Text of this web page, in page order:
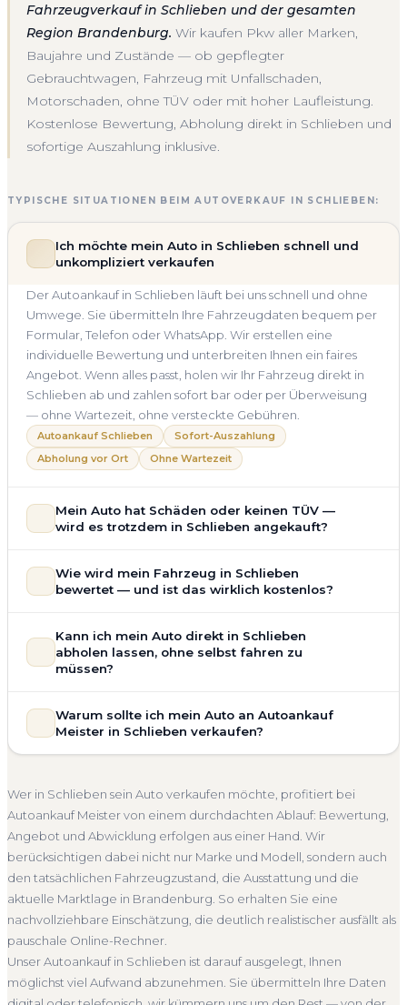
Fahrzeugverkauf in Schlieben und der gesamten
Region Brandenburg. Wir kaufen Pkw aller Marken,
Baujahre und Zustände — ob gepflegter
Gebrauchtwagen, Fahrzeug mit Unfallschaden,
Motorschaden, ohne TÜV oder mit hoher Laufleistung.
Kostenlose Bewertung, Abholung direkt in Schlieben und
sofortige Auszahlung inklusive.
TYPISCHE SITUATIONEN BEIM AUTOVERKAUF IN SCHLIEBEN:
Ich möchte mein Auto in Schlieben schnell und
unkompliziert verkaufen
Der Autoankauf in Schlieben läuft bei uns schnell und ohne
Umwege. Sie übermitteln Ihre Fahrzeugdaten bequem per
Formular, Telefon oder WhatsApp. Wir erstellen eine
individuelle Bewertung und unterbreiten Ihnen ein faires
Angebot. Wenn alles passt, holen wir Ihr Fahrzeug direkt in
Schlieben ab und zahlen sofort bar oder per Überweisung
— ohne Wartezeit, ohne versteckte Gebühren.
Autoankauf Schlieben
Sofort-Auszahlung
Abholung vor Ort
Ohne Wartezeit
Mein Auto hat Schäden oder keinen TÜV —
wird es trotzdem in Schlieben angekauft?
Motorschaden, Getriebeschaden, abgelaufenem TÜV oder
allgemeinem Reparaturbedarf direkt in Schlieben an. Der
Bewertung ein. Anders als Online-Rechner berücksichtigen
wir den realen Zustand und die aktuelle Nachfrage für eine
Getriebeschaden
Faire Bewertung
Wie wird mein Fahrzeug in Schlieben
bewertet — und ist das wirklich kostenlos?
Schlieben ist vollständig kostenlos und unverbindlich. Wir
prüfen Marke, Modell, Baujahr, Kilometerstand, Ausstattung,
Einschätzung, die nah am tatsächlichen Verkaufspreis liegt —
speziell für den Markt in Brandenburg.
Kann ich mein Auto direkt in Schlieben
abholen lassen, ohne selbst fahren zu
müssen?
umfasst die kostenlose Abholung direkt an Ihrer Adresse —
egal ob zu Hause, am Arbeitsplatz oder an einem Treffpunkt
erfolgt direkt bei Übergabe, auf Wunsch übernehmen wir
auch die Abmeldung.
Abholung Schlieben Nicht fahrbereit
Barzahlung
Abmeldung inklusive
Warum sollte ich mein Auto an Autoankauf
Meister in Schlieben verkaufen?
deutschlandweit an — auch in Schlieben und ganz
Brandenburg. Sie erhalten eine kostenlose Bewertung, ein
verbindliches Angebot und auf Wunsch den kompletten
Service von der Abholung bis zur Abmeldung. Über 4.800
zufriedene Kunden sprechen für sich.
Seit 2010 4.800+ Ankäufe
Komplettservice
Brandenburg
Wer in Schlieben sein Auto verkaufen möchte, profitiert bei
Autoankauf Meister von einem durchdachten Ablauf: Bewertung,
Angebot und Abwicklung erfolgen aus einer Hand. Wir
berücksichtigen dabei nicht nur Marke und Modell, sondern auch
den tatsächlichen Fahrzeugzustand, die Ausstattung und die
aktuelle Marktlage in Brandenburg. So erhalten Sie eine
nachvollziehbare Einschätzung, die deutlich realistischer ausfällt als
pauschale Online-Rechner.
Unser Autoankauf in Schlieben ist darauf ausgelegt, Ihnen
möglichst viel Aufwand abzunehmen. Sie übermitteln Ihre Daten